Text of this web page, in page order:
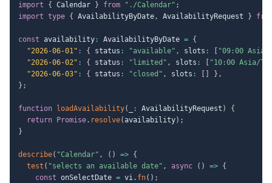
import
{ Calendar } from "./Calendar" ;
import type { AvailabilityByDate, AvailabilityRequest }
const availability : AvailabilityByDate = {
"2026-06-01" : { status : "available" , slots :
"09:00 Asia/
"2026-06-02" : { status : "limited" , slots :
"10:00 Asia/
"2026-06-03" : { status : "closed" , slots : } ,
} ;
function loadAvailability( : AvailabilityRequest )
{
return
Promise. resolve(availability) ;
}
describe( "Calendar" , ( ) => {
test ( "selects an available date" , async ( ) => {
const onSelectDate = vi. fn( ) ;